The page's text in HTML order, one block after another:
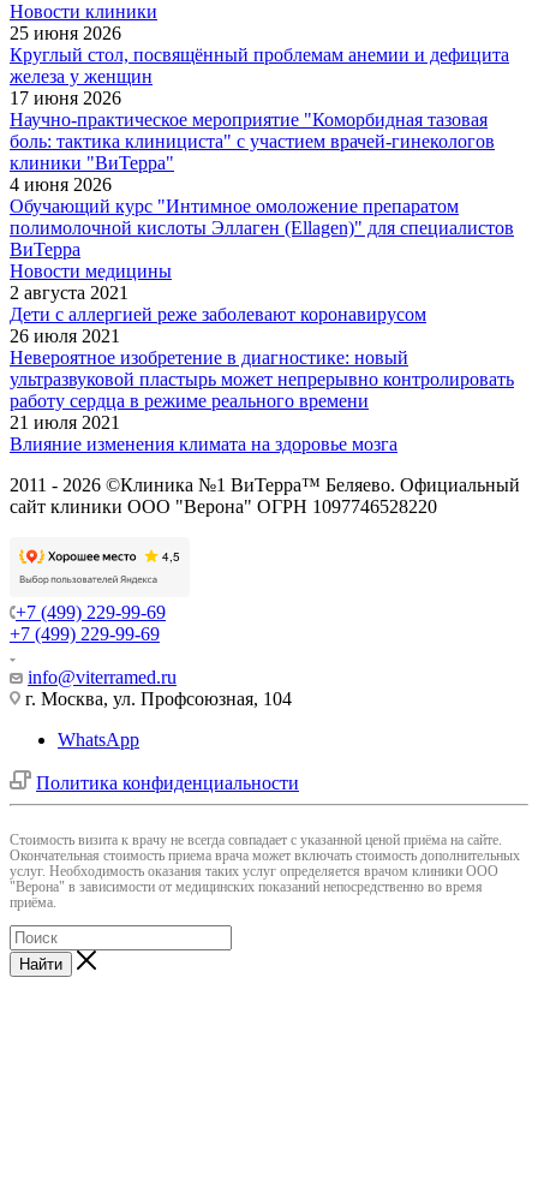
Новости клиники
25 июня 2026
Круглый стол, посвящённый проблемам анемии и дефицита
железа у женщин
17 июня 2026
Научно-практическое мероприятие "Коморбидная тазовая
боль: тактика клинициста" с участием врачей-гинекологов
клиники "ВиТерра"
4 июня 2026
Обучающий курс "Интимное омоложение препаратом
полимолочной кислоты Эллаген (Ellagen)" для специалистов
ВиТерра
Новости медицины
2 августа 2021
Дети с аллергией реже заболевают коронавирусом
26 июля 2021
Невероятное изобретение в диагностике: новый
ультразвуковой пластырь может непрерывно контролировать
работу сердца в режиме реального времени
21 июля 2021
Влияние изменения климата на здоровье мозга
2011 - 2026 ©Клиника №1 ВиТерра™ Беляево. Официальный
сайт клиники ООО "Верона" ОГРН 1097746528220
+7 (499) 229-99-69
+7 (499) 229-99-69
info@viterramed.ru
г. Москва, ул. Профсоюзная, 104
WhatsApp
Политика конфиденциальности
Cтоимость визита к врачу не всегда совпадает с указанной ценой приёма на сайте.
Окончательная стоимость приема врача может включать стоимость дополнительных
услуг. Необходимость оказания таких услуг определяется врачом клиники ООО
"Верона" в зависимости от медицинских показаний непосредственно во время
приёма.
Найти